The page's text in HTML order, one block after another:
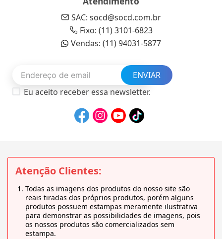
SAC: socd@socd.com.br
Fixo: (11) 3101-6823
Vendas: (11) 94031-5877
ENVIAR
Eu aceito receber essa newsletter.
Atenção Clientes:
Todas as imagens dos produtos do nosso site são
reais tiradas dos próprios produtos, porém alguns
produtos possuem estampas meramente ilustrativa
para demonstrar as possibilidades de imagens, pois
os nossos produtos são comercializados sem
estampa.